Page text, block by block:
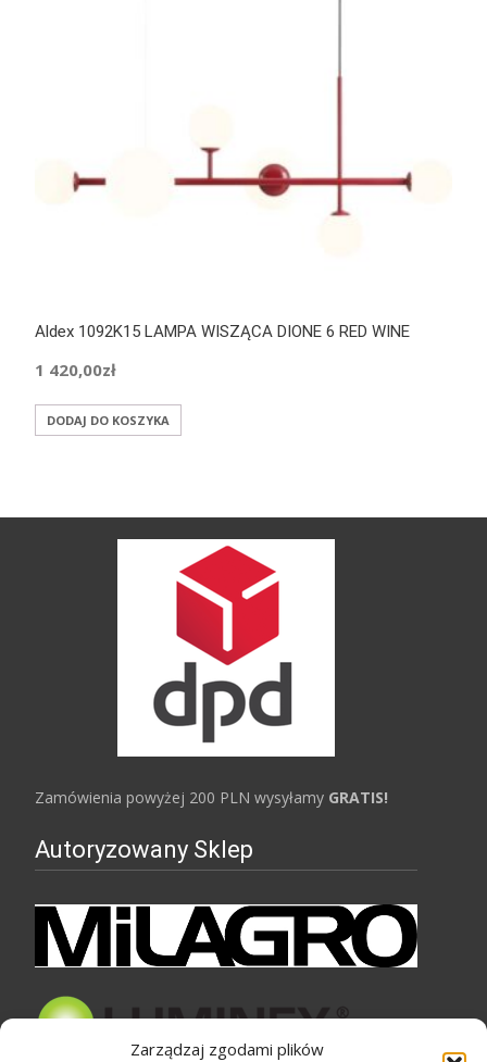
Zarządzaj zgodami plików
Aldex 1092K15 LAMPA WISZĄCA DIONE 6 RED WINE
1 420,00zł
DODAJ DO KOSZYKA
Zamówienia powyżej 200 PLN wysyłamy GRATIS!
Autoryzowany Sklep